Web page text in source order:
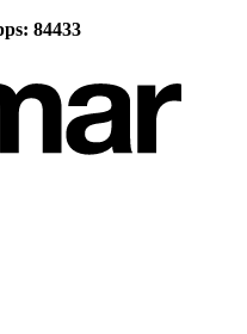
84433